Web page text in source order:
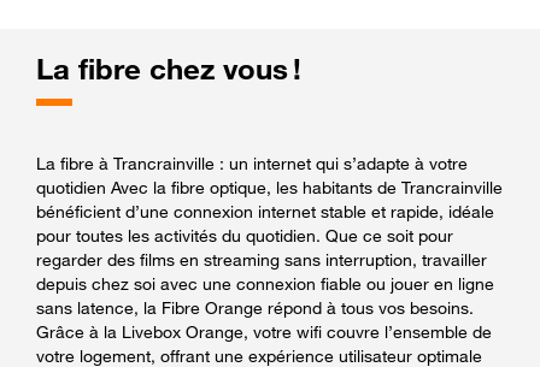
La fibre chez vous !
La fibre à Trancrainville : un internet qui s’adapte à votre
quotidien Avec la fibre optique, les habitants de Trancrainville
bénéficient d’une connexion internet stable et rapide, idéale
pour toutes les activités du quotidien. Que ce soit pour
regarder des films en streaming sans interruption, travailler
depuis chez soi avec une connexion fiable ou jouer en ligne
sans latence, la Fibre Orange répond à tous vos besoins.
Grâce à la Livebox Orange, votre wifi couvre l’ensemble de
votre logement, offrant une expérience utilisateur optimale